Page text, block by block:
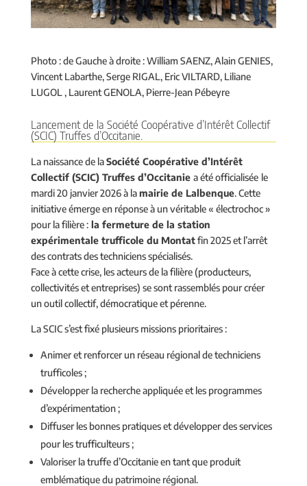
Photo : de Gauche à droite : William SAENZ, Alain GENIES,
Vincent Labarthe, Serge RIGAL, Eric VILTARD, Liliane
LUGOL , Laurent GENOLA, Pierre-Jean Pébeyre
Lancement de la Société Coopérative d’Intérêt Collectif
(SCIC) Truffes d’Occitanie.
La naissance de laSociété Coopérative d’Intérêt
Collectif (SCIC) Truffes d’Occitanie a été officialisée le
mardi 20 janvier 2026 à lamairie de Lalbenque. Cette
initiative émerge en réponse à un véritable « électrochoc »
pour la filière :la fermeture de la station
expérimentale trufficole du Montatfin 2025 et l’arrêt
des contrats des techniciens spécialisés.
Face à cette crise, les acteurs de la filière (producteurs,
collectivités et entreprises) se sont rassemblés pour créer
un outil collectif, démocratique et pérenne.
La SCIC s’est fixé plusieurs missions prioritaires :
Animer et renforcer un réseau régional de techniciens
trufficoles ;
Développer la recherche appliquée et les programmes
d’expérimentation ;
Diffuser les bonnes pratiques et développer des services
pour les trufficulteurs ;
Valoriser la truffe d’Occitanie en tant que produit
emblématique du patrimoine régional.